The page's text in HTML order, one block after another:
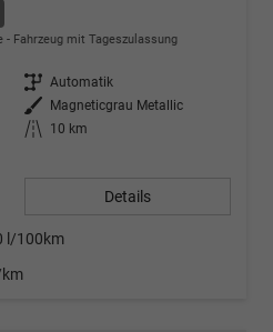
Fahrzeug mit Tageszulassung
Getriebe Automatik
Außenfarbe
Magneticgrau Metallic
Kilometerstand
10 km
Details
l/100km